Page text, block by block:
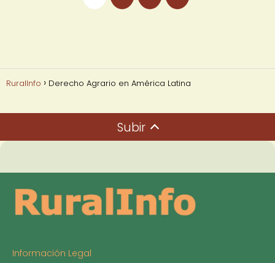
RuralInfo Derecho Agrario en América Latina
Subir
Información Legal